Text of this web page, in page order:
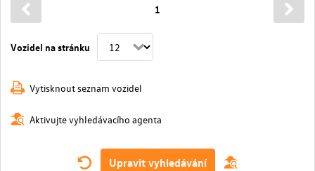
Vozidel na stránku
1
Vytisknout seznam vozidel
Aktivujte vyhledávacího agenta
Upravit vyhledávání